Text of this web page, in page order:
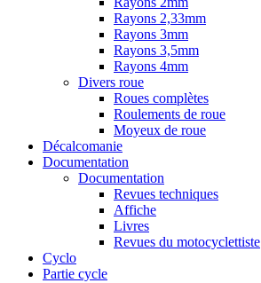
Rayons 2,33mm
Rayons 3mm
Rayons 3,5mm
Rayons 4mm
Divers roue
Roues complètes
Roulements de roue
Moyeux de roue
Décalcomanie
Documentation
Documentation
Revues techniques
Affiche
Livres
Revues du motocyclettiste
Cyclo
Partie cycle